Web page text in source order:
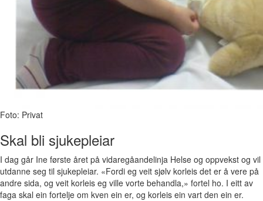
Foto: Privat
Skal bli sjukepleiar
I dag går Ine første året på vidaregåandelinja Helse og oppvekst og vil
utdanne seg til sjukepleiar. «Fordi eg veit sjølv korleis det er å vere på
andre sida, og veit korleis eg ville vorte behandla,» fortel ho. I eitt av
faga skal ein fortelje om kven ein er, og korleis ein vart den ein er.